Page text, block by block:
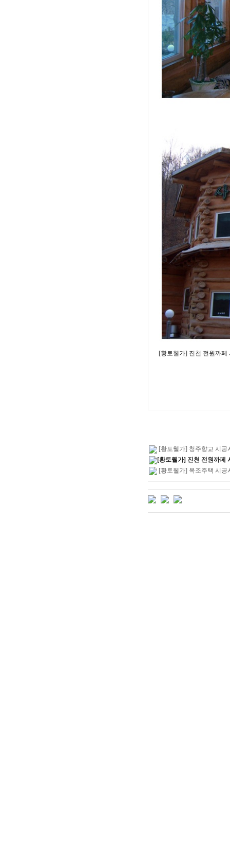
[황토웰가] 진천 전원까페
[황토웰가] 청주향교 시공
[황토웰가] 진천 전원까페
[황토웰가] 목조주택 시공